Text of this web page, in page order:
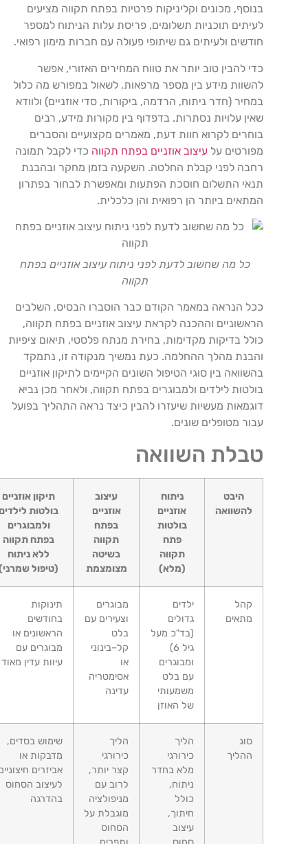
בנוסף, מכונים וקליניקות פרטיות בפתח תקווה מציעים
לעיתים תוכניות תשלומים, פריסת עלות הניתוח למספר
חודשים ולעיתים גם שיתופי פעולה עם חברות מימון רפואי.
כדי להבין טוב יותר את טווח המחירים האזורי, אפשר
להשוות מידע בין מספר מרפאות, לשאול במפורש מה כלול
במחיר (חדר ניתוח, הרדמה, ביקורות, סדי אוזניים) ולוודא
שאין עלויות נסתרות. בדפדוף בין מקורות מידע, רבים
בוחרים לקרוא חוות דעת, מאמרים מקצועיים והסברים
מפורטים על עיצוב אוזניים בפתח תקווהכדי לקבל תמונה
רחבה לפני קבלת החלטה. השקעה בזמן מחקר ובהבנת
תנאי התשלום חוסכת הפתעות ומאפשרת לבחור בפתרון
המתאים ביותר הן רפואית והן כלכלית.
כל מה שחשוב לדעת לפני ניתוח עיצוב אוזניים בפתח
תקווה
ככל הנראה במאמר הקודם כבר הוסברו הבסיס, השלבים
הראשוניים וההכנה לקראת עיצוב אוזניים בפתח תקווה,
כולל בדיקות מקדימות, בחירת מנתח פלסטי, תיאום ציפיות
והבנת מהלך ההחלמה. כעת נמשיך מנקודה זו, נתמקד
בהשוואה בין סוגי הטיפול השונים הקיימים לתיקון אוזניים
בולטות לילדים ולמבוגרים בפתח תקווה, ולאחר מכן נביא
דוגמאות מעשיות שיעזרו להבין כיצד נראה התהליך בפועל
עבור מטופלים שונים.
טבלת השוואה
היבט
להשוואה
ניתוח
אוזניים
בולטות
פתח
תקווה
(מלא)
עיצוב
אוזניים
בפתח
תקווה
בשיטה
מצומצמת
תיקון אוזניים
בולטות לילדים
ולמבוגרים
בפתח תקווה
ללא ניתוח
(טיפול שמרני)
קהל
מתאים
ילדים
גדולים
(בד"כ מעל
גיל 6)
ומבוגרים
עם בלט
משמעותי
של האוזן
מבוגרים
וצעירים עם
בלט
קל–בינוני
אסימטריה
עדינה
תינוקות
בחודשים
הראשונים או
מבוגרים עם
עיוות עדין מאוד
ההליך
הליך
כירורגי
מלא בחדר
ניתוח,
כולל
חיתוך,
עיצוב
הליך
כירורגי
קצר יותר,
לרוב עם
מניפולציה
מוגבלת על
הסחוס
שימוש בסדים,
מדבקות או
אביזרים חיצוניים
לעיצוב הסחוס
בהדרגה